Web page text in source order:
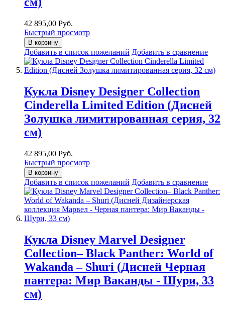
42 895,00 Руб.
Быстрый просмотр
В корзину
Добавить в список пожеланий Добавить в сравнение
Кукла Disney Designer Collection
Cinderella Limited Edition (Дисней
Золушка лимитированная серия, 32
см)
42 895,00 Руб.
Быстрый просмотр
В корзину
Добавить в список пожеланий Добавить в сравнение
Кукла Disney Marvel Designer
Collection– Black Panther: World of
Wakanda – Shuri (Дисней Черная
пантера: Мир Ваканды - Шури, 33
см)